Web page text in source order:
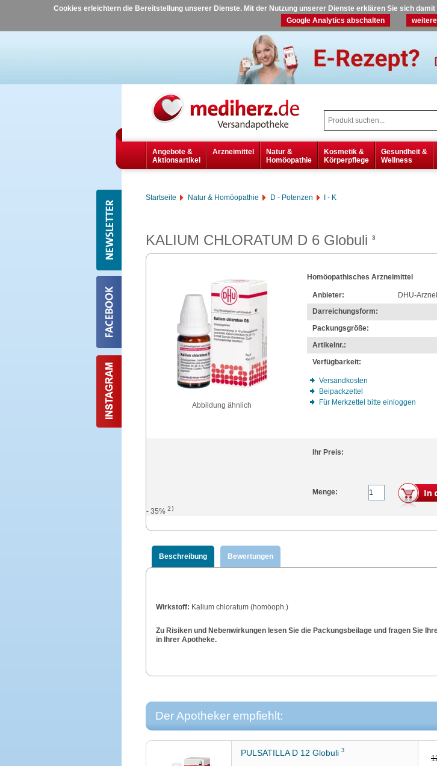
Cookies erleichtern die Bereitstellung unserer Dienste. Mit der Nutzung unserer Dienste erklären Sie sich
Google Analytics abschalten
Angebote &
Aktionsartikel
Arzneimittel
Natur &
Homöopathie
Kosmetik &
Körperpflege
Gesundheit &
Wellness
Startseite Natur & Homöopathie D - Potenzen I - K
KALIUM CHLORATUM D 6 Globuli 3
Abbildung ähnlich
Homöopathisches Arzneimittel
Anbieter:
DHU-
Darreichungsform:
Packungsgröße:
Artikelnr.:
Verfügbarkeit:
Versandkosten
Beipackzettel
Für Merkzettel bitte einloggen
Ihr Preis:
Menge:
- 35% 2)
Beschreibung Bewertungen
Wirkstoff: Kalium chloratum (homöoph.)
Zu Risiken und Nebenwirkungen lesen Sie die Packungsbeilage und fragen Sie
in Ihrer Apotheke.
Der Apotheker empfiehlt:
PULSATILLA D 12 Globuli3